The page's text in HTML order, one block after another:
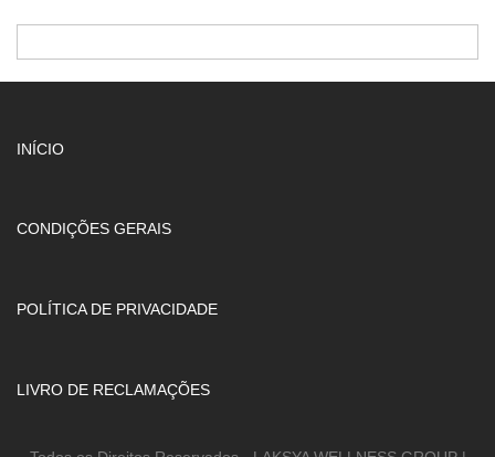
INÍCIO
CONDIÇÕES GERAIS
POLÍTICA DE PRIVACIDADE
LIVRO DE RECLAMAÇÕES